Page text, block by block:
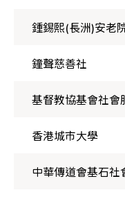
鍾錫熙(長洲)安老
鐘聲慈善社
基督教協基會社會
香港城市大學
中華傳道會基石社